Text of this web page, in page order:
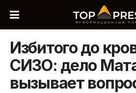
Избитого до
СИЗО: дело
вызывает